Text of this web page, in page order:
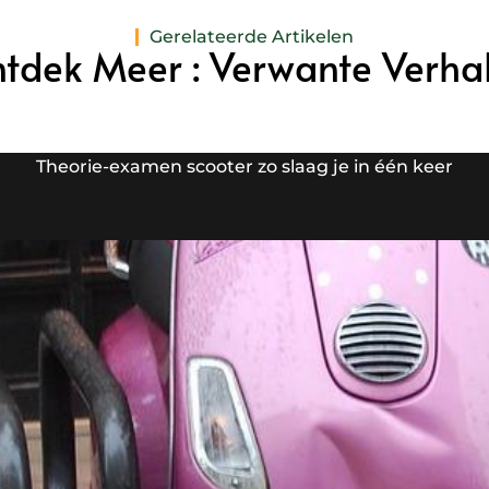
Gerelateerde Artikelen
Meer : Verwante
Theorie-examen scooter zo slaag je in één keer